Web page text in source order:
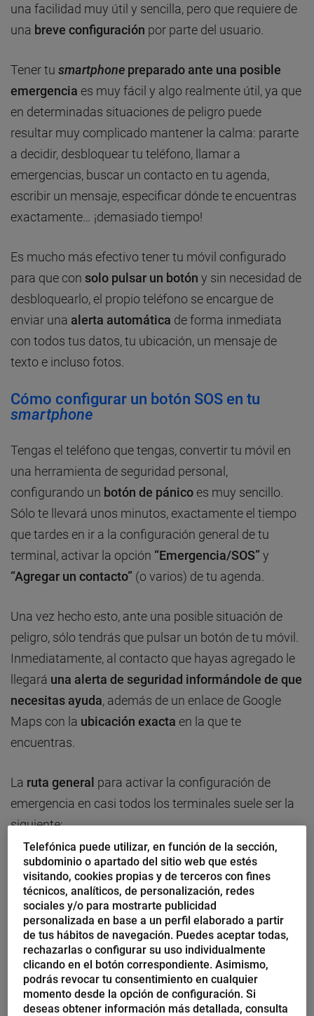
una facilidad muy útil y sencilla, pero que requiere de
una breve configuración por parte del usuario.
Tener tu smartphone preparado ante una posible
emergencia es muy fácil y algo realmente útil, ya que
en determinadas situaciones de peligro puede
resultar muy complicado mantener la calma: pararte
a decidir, desbloquear tu teléfono, llamar a
emergencias, buscar un contacto en tu agenda,
escribir un mensaje, especificar dónde te encuentras
exactamente… ¡demasiado tiempo!
Es mucho más efectivo tener tu móvil configurado
para que con solo pulsar un botón y sin necesidad de
desbloquearlo, el propio teléfono se encargue de
enviar una alerta automática de forma inmediata
con todos tus datos, tu ubicación, un mensaje de
texto e incluso fotos.
Cómo configurar un botón SOS en tu
smartphone
Tengas el teléfono que tengas, convertir tu móvil en
una herramienta de seguridad personal,
configurando un botón de pánico es muy sencillo.
Sólo te llevará unos minutos, exactamente el tiempo
que tardes en ir a la configuración general de tu
terminal, activar la opción “Emergencia/SOS” y
“Agregar un contacto” (o varios) de tu agenda.
Una vez hecho esto, ante una posible situación de
peligro, sólo tendrás que pulsar un botón de tu móvil.
Inmediatamente, al contacto que hayas agregado le
llegará una alerta de seguridad informándole de que
necesitas ayuda, además de un enlace de Google
Maps con la ubicación exacta en la que te
encuentras.
La ruta general para activar la configuración de
emergencia en casi todos los terminales suele ser la
siguiente:
Configuración/ajustes -> Seguridad/Accesibilidad -
>Emergencias/ SOS -> Agregar un contacto
Aunque puede variar en función del modelo concreto
de terminal y la marca, la activación del botón SOS
es muy similar en todos los teléfonos.
Veamos dos ejemplos:
Telefónica puede utilizar, en función de la sección,
subdominio o apartado del sitio web que estés
visitando, cookies propias y de terceros con fines
técnicos, analíticos, de personalización, redes
sociales y/o para mostrarte publicidad
personalizada en base a un perfil elaborado a partir
de tus hábitos de navegación. Puedes aceptar todas,
rechazarlas o configurar su uso individualmente
clicando en el botón correspondiente. Asimismo,
podrás revocar tu consentimiento en cualquier
momento desde la opción de configuración. Si
deseas obtener información más detallada, consulta